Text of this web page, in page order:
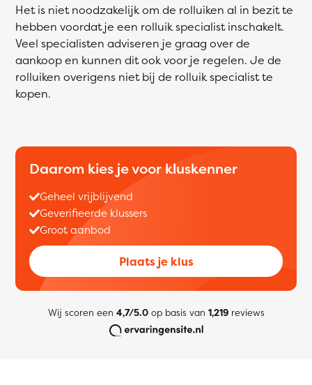
Het is niet noodzakelijk om de rolluiken al in bezit te
hebben voordat je een rolluik specialist inschakelt.
Veel specialisten adviseren je graag over de
aankoop en kunnen dit ook voor je regelen. Je de
rolluiken overigens niet bij de rolluik specialist te
kopen.
Daarom kies je voor kluskenner
Geheel vrijblijvend
Geverifieerde klussers
Groot aanbod
Plaats je klus
Wij scoren een 4,7/5.0op basis van 1,219reviews